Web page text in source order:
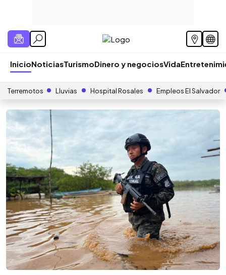
InicioNoticiasTurismoDinero y negociosVida
Terremotos Lluvias Hospital Rosales Empleos El Salvador